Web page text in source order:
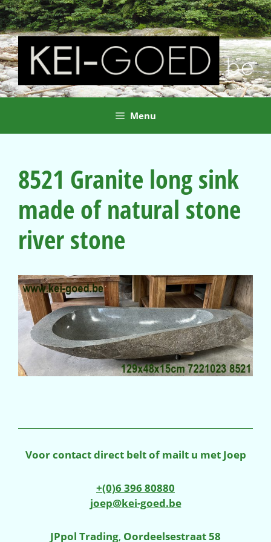
Ga
naar
de
inhoud
Menu
8521 Granite long sink
made of natural stone
river stone
Voor contact direct belt of mailt u met Joep
+(0)6 396 80880
joep@kei-goed.be
JPpol Trading, Oordeelsestraat 58